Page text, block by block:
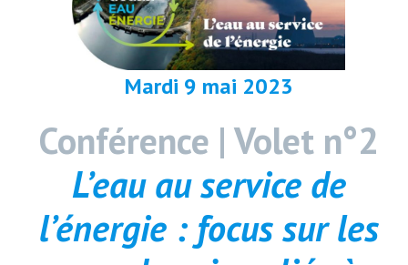
Mardi 9 mai 2023
Conférence | Volet n°2
L’eau au service de
l’énergie : focus sur les